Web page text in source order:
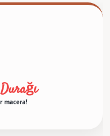
macera!